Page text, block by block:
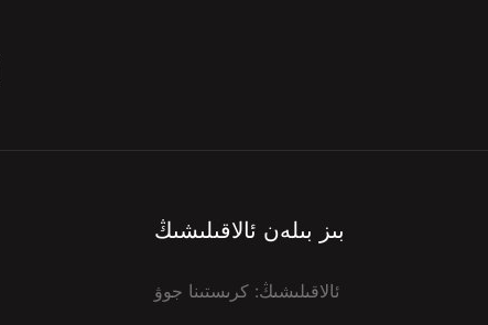
بىز بىلەن ئالاقىلىشىڭ
ئالاقىلىشىڭ: كرىستىنا جوۋ